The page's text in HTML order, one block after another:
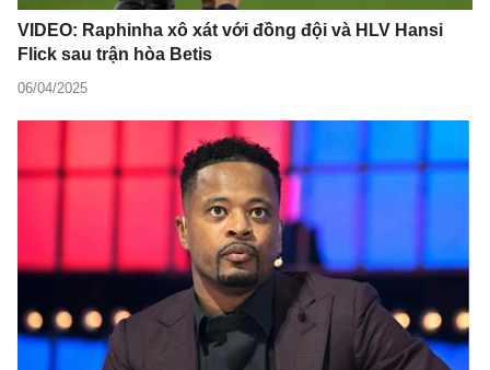
VIDEO: Raphinha xô xát với đồng đội và HLV Hansi
Flick sau trận hòa Betis
06/04/2025